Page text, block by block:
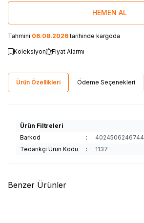
HEMEN AL
Tahmini 06.08.2026tarihinde kargoda
Koleksiyon Fiyat Alarmı
Ürün Özellikleri Ödeme Seçenekleri
Ürün Filtreleri
Barkod
:
4024506246744
Tedarikçi Ürün Kodu
: 1137
Benzer Ürünler